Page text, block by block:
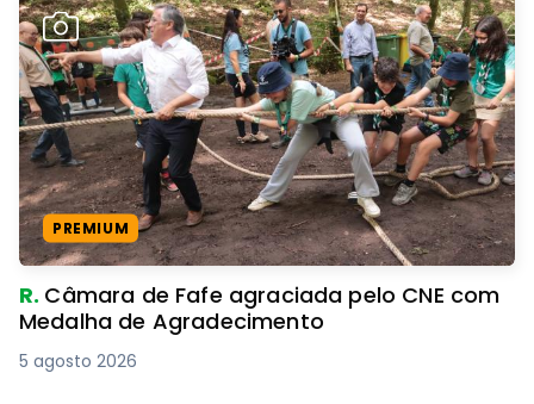
PREMIUM
R. Câmara de Fafe agraciada pelo CNE com
Medalha de Agradecimento
5 agosto 2026